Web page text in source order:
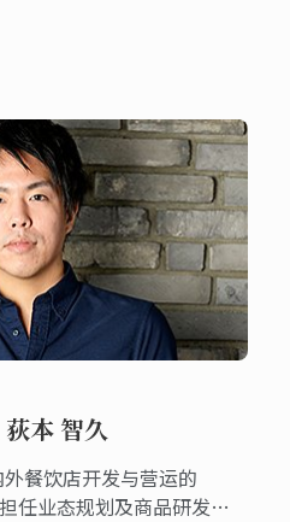
品。
本 智久
餐饮店开发与营运的
任业态规划及商品研发工